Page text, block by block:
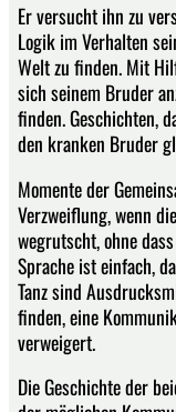
Er versucht ihn zu
Logik im Verhalten
Welt zu finden. Mit
sich seinem Bruder
finden. Geschichten,
den kranken Bruder
Momente der
Verzweiflung, wenn
wegrutscht, ohne
Sprache ist einfach,
Tanz sind
finden, eine
verweigert.
Die Geschichte der